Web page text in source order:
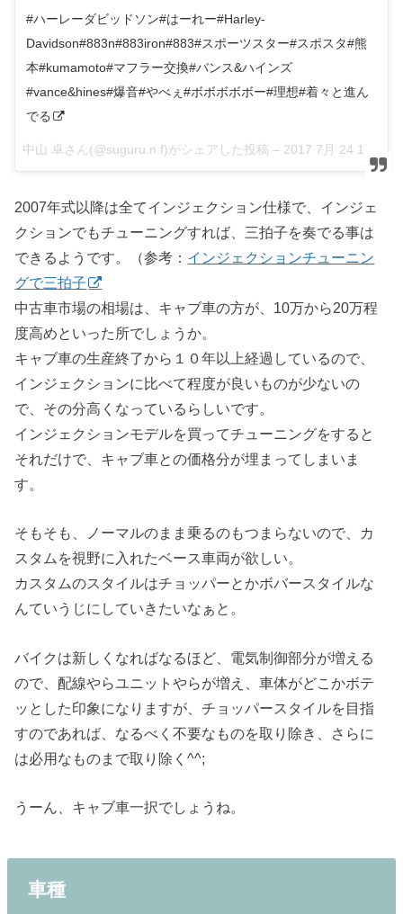
#ハーレーダビッドソン#はーれー#Harley-
Davidson#883n#883iron#883#スポーツスター#スポスタ#熊
本#kumamoto#マフラー交換#バンス&ハインズ
#vance&hines#爆音#やべぇ#ボボボボボー#理想#着々と進ん
でる
中山 卓さん(@suguru.n.f)がシェアした投稿 – 2017 7月 24 1:24午前 PDT
2007年式以降は全てインジェクション仕様で、インジェ
クションでもチューニングすれば、三拍子を奏でる事は
できるようです。（参考： インジェクションチューニン
グで三拍子
中古車市場の相場は、キャブ車の方が、10万から20万程
度高めといった所でしょうか。
キャブ車の生産終了から１０年以上経過しているので、
インジェクションに比べて程度が良いものが少ないの
で、その分高くなっているらしいです。
インジェクションモデルを買ってチューニングをすると
それだけで、キャブ車との価格分が埋まってしまいま
す。
そもそも、ノーマルのまま乗るのもつまらないので、カ
スタムを視野に入れたベース車両が欲しい。
カスタムのスタイルはチョッパーとかボバースタイルな
んていうじにしていきたいなぁと。
バイクは新しくなればなるほど、電気制御部分が増える
ので、配線やらユニットやらが増え、車体がどこかボテ
ッとした印象になりますが、チョッパースタイルを目指
すのであれば、なるべく不要なものを取り除き、さらに
は必用なものまで取り除く^^;
うーん、キャブ車一択でしょうね。
車種